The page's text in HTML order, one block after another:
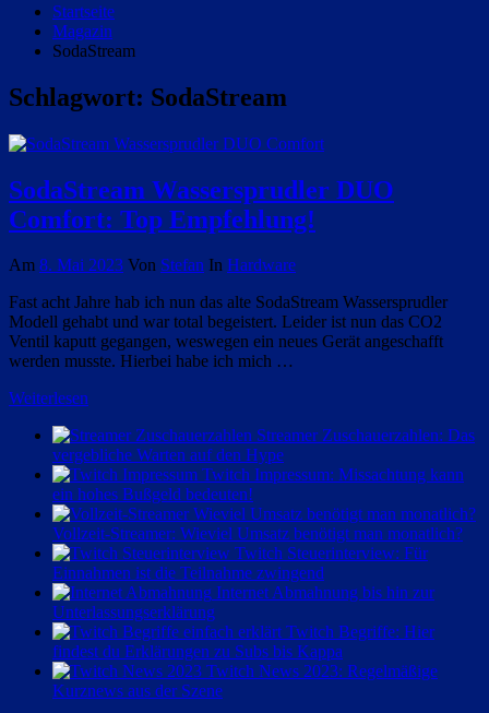
Startseite
Magazin
SodaStream
Schlagwort: SodaStream
SodaStream Wassersprudler DUO
Comfort: Top Empfehlung!
Am 8. Mai 2023 Von Stefan In Hardware
Fast acht Jahre hab ich nun das alte SodaStream Wassersprudler
Modell gehabt und war total begeistert. Leider ist nun das CO2
Ventil kaputt gegangen, weswegen ein neues Gerät angeschafft
werden musste. Hierbei habe ich mich …
Weiterlesen
Streamer Zuschauerzahlen: Das
vergebliche Warten auf den Hype
Twitch Impressum: Missachtung kann
ein hohes Bußgeld bedeuten!
Vollzeit-Streamer: Wieviel Umsatz benötigt man monatlich?
Twitch Steuerinterview: Für
Einnahmen ist die Teilnahme zwingend
Internet Abmahnung bis hin zur
Unterlassungserklärung
Twitch Begriffe: Hier
findest du Erklärungen zu Subs bis Kappa
Twitch News 2023: Regelmäßige
Kurznews aus der Szene